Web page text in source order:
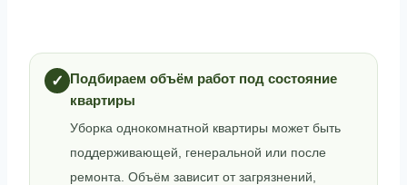
✓ Подбираем объём работ под состояние
квартиры
Уборка однокомнатной квартиры может быть
поддерживающей, генеральной или после
ремонта. Объём зависит от загрязнений,